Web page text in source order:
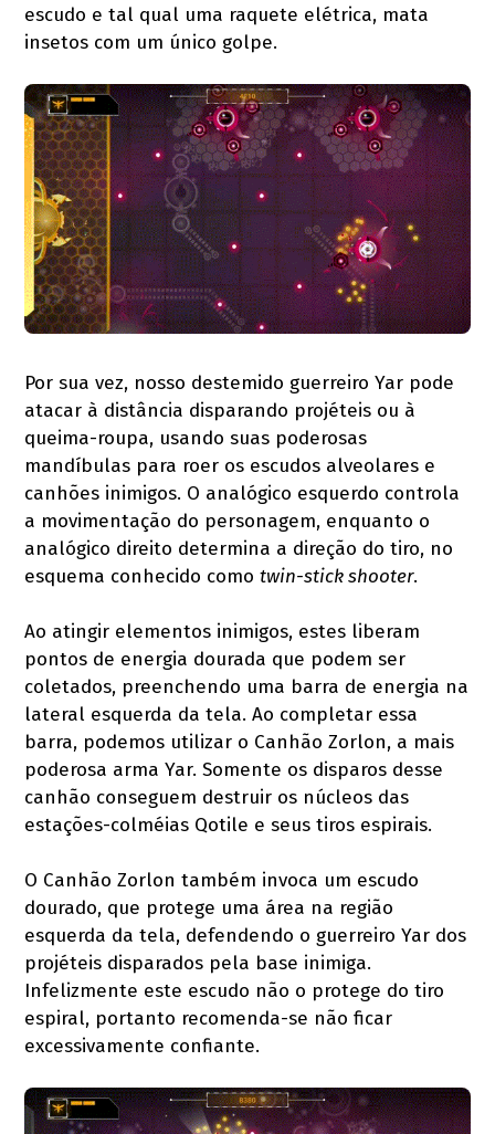
escudo e tal qual uma raquete elétrica, mata
insetos com um único golpe.
Por sua vez, nosso destemido guerreiro Yar pode
atacar à distância disparando projéteis ou à
queima-roupa, usando suas poderosas
mandíbulas para roer os escudos alveolares e
canhões inimigos. O analógico esquerdo controla
a movimentação do personagem, enquanto o
analógico direito determina a direção do tiro, no
esquema conhecido comotwin-stick shooter.
Ao atingir elementos inimigos, estes liberam
pontos de energia dourada que podem ser
coletados, preenchendo uma barra de energia na
lateral esquerda da tela. Ao completar essa
barra, podemos utilizar o Canhão Zorlon, a mais
poderosa arma Yar. Somente os disparos desse
canhão conseguem destruir os núcleos das
estações-colméias Qotile e seus tiros espirais.
O Canhão Zorlon também invoca um escudo
dourado, que protege uma área na região
esquerda da tela, defendendo o guerreiro Yar dos
projéteis disparados pela base inimiga.
Infelizmente este escudo não o protege do tiro
espiral, portanto recomenda-se não ficar
excessivamente confiante.